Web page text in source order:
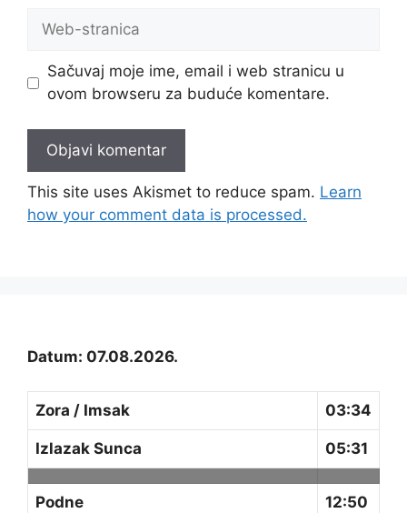
Web-
Sačuvaj moje ime, email i web stranicu u
ovom browseru za buduće komentare.
This site uses Akismet to reduce spam. Learn
how your comment data is processed.
Datum: 07.08.2026.
Zora / Imsak 03:34
Izlazak Sunca 05:31
Podne 12:50